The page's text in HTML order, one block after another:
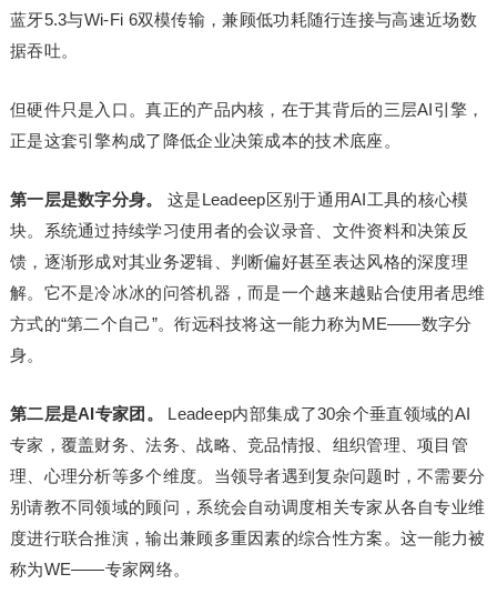
蓝牙5.3与Wi-Fi 6双模传输，兼顾低功耗随行连接与高速近场数
据吞吐。
但硬件只是入口。真正的产品内核，在于其背后的三层AI引擎，
正是这套引擎构成了降低企业决策成本的技术底座。
第一层是数字分身。
这是Leadeep区别于通用AI工具的核心模
块。系统通过持续学习使用者的会议录音、文件资料和决策反
馈，逐渐形成对其业务逻辑、判断偏好甚至表达风格的深度理
解。它不是冷冰冰的问答机器，而是一个越来越贴合使用者思维
方式的“第二个自己”。衔远科技将这一能力称为ME——数字分
身。
第二层是AI专家团。
Leadeep内部集成了30余个垂直领域的AI
专家，覆盖财务、法务、战略、竞品情报、组织管理、项目管
理、心理分析等多个维度。当领导者遇到复杂问题时，不需要分
别请教不同领域的顾问，系统会自动调度相关专家从各自专业维
度进行联合推演，输出兼顾多重因素的综合性方案。这一能力被
称为WE——专家网络。